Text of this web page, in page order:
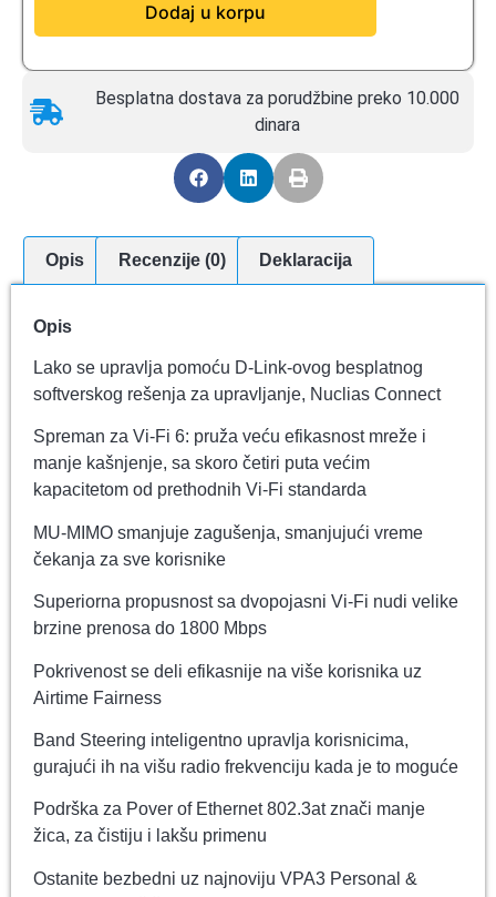
Dodaj u korpu
Besplatna dostava za porudžbine preko 10.000
dinara
Opis Recenzije (0) Deklaracija
Opis
Lako se upravlja pomoću D-Link-ovog besplatnog
softverskog rešenja za upravljanje, Nuclias Connect
Spreman za Vi-Fi 6: pruža veću efikasnost mreže i
manje kašnjenje, sa skoro četiri puta većim
kapacitetom od prethodnih Vi-Fi standarda
MU-MIMO smanjuje zagušenja, smanjujući vreme
čekanja za sve korisnike
Superiorna propusnost sa dvopojasni Vi-Fi nudi velike
brzine prenosa do 1800 Mbps
Pokrivenost se deli efikasnije na više korisnika uz
Airtime Fairness
Band Steering inteligentno upravlja korisnicima,
gurajući ih na višu radio frekvenciju kada je to moguće
Podrška za Pover of Ethernet 802.3at znači manje
žica, za čistiju i lakšu primenu
Ostanite bezbedni uz najnoviju VPA3 Personal &